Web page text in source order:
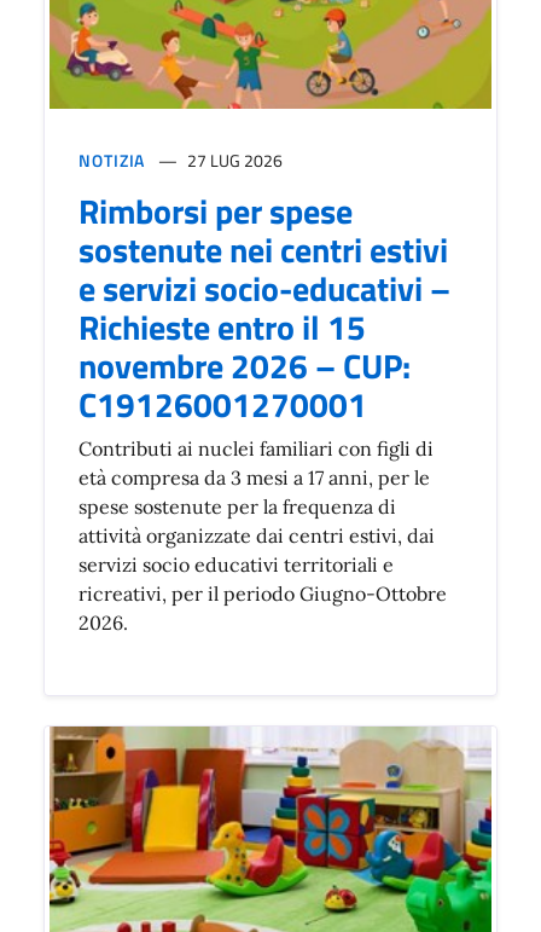
NOTIZIA 27 LUG 2026
Rimborsi per spese
sostenute nei centri estivi
e servizi socio-educativi –
Richieste entro il 15
novembre 2026 – CUP:
C19126001270001
Contributi ai nuclei familiari con figli di
età compresa da 3 mesi a 17 anni, per le
spese sostenute per la frequenza di
attività organizzate dai centri estivi, dai
servizi socio educativi territoriali e
ricreativi, per il periodo Giugno-Ottobre
2026.